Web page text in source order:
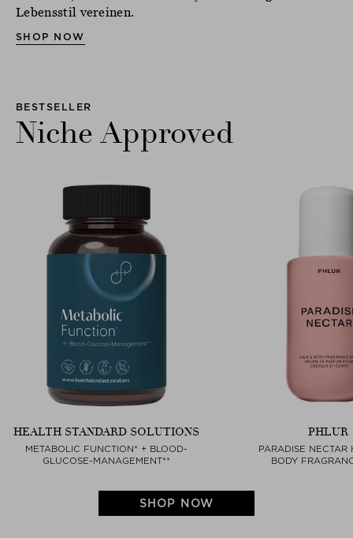
Lebensstil vereinen.
SHOP NOW
BESTSELLER
Niche Approved
HEALTH STANDARD SOLUTIONS
METABOLIC FUNCTION* + BLOOD-
GLUCOSE-MANAGEMENT**
PHLUR
PARADISE NECTAR
BODY
SHOP NOW